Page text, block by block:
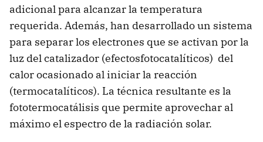
adicional para alcanzar la temperatura
requerida. Además, han desarrollado un sistema
para separar los electrones que se activan por la
luz del catalizador (efectosfotocatalíticos) del
calor ocasionado al iniciar la reacción
(termocatalíticos). La técnica resultante es la
fototermocatálisis que permite aprovechar al
máximo el espectro de la radiación solar.